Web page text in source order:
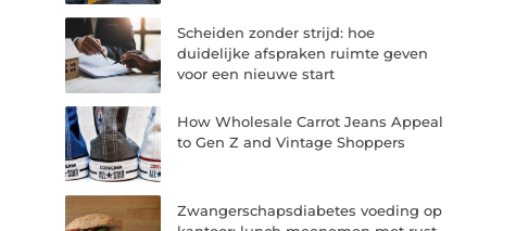
Scheiden zonder strijd: hoe
duidelijke afspraken ruimte geven
voor een nieuwe start
How Wholesale Carrot Jeans Appeal
to Gen Z and Vintage Shoppers
Zwangerschapsdiabetes voeding op